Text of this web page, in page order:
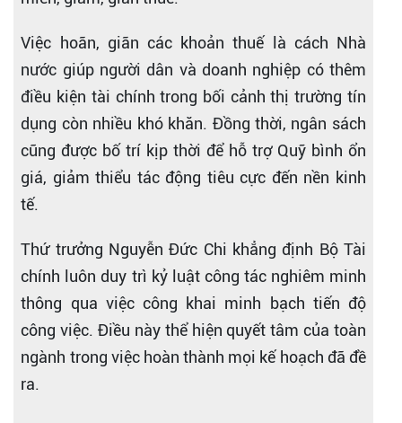
Việc hoãn, giãn các khoản thuế là cách Nhà
nước giúp người dân và doanh nghiệp có thêm
điều kiện tài chính trong bối cảnh thị trường tín
dụng còn nhiều khó khăn. Đồng thời, ngân sách
cũng được bố trí kịp thời để hỗ trợ Quỹ bình ổn
giá, giảm thiểu tác động tiêu cực đến nền kinh
tế.
Thứ trưởng Nguyễn Đức Chi khẳng định Bộ Tài
chính luôn duy trì kỷ luật công tác nghiêm minh
thông qua việc công khai minh bạch tiến độ
công việc. Điều này thể hiện quyết tâm của toàn
ngành trong việc hoàn thành mọi kế hoạch đã đề
ra.